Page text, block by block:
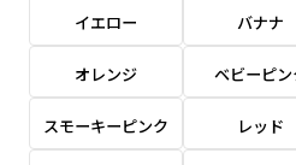
イエロー バナナ
オレンジ ベビーピン
スモーキーピンク レッド
デザイン依頼［ +3,998円
イルまたは、文章でお知
名入れ（要画像確認）
弊社よりJPG画像をお送
返事を頂いたあとに製作
す。
す。
右棒袋縫い
（上と右）
上棒袋縫い
（上のみ）
（上のみ） その他
※備考欄に